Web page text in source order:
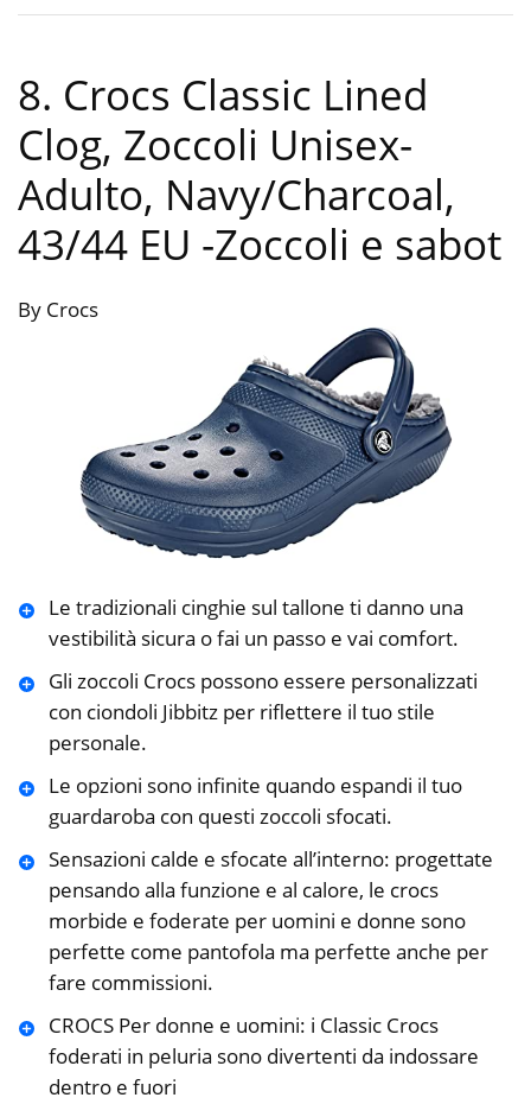
8. Crocs Classic Lined
Clog, Zoccoli Unisex-
Adulto, Navy/Charcoal,
43/44 EU -Zoccoli e sabot
By Crocs
Le tradizionali cinghie sul tallone ti danno una
vestibilità sicura o fai un passo e vai comfort.
Gli zoccoli Crocs possono essere personalizzati
con ciondoli Jibbitz per riflettere il tuo stile
personale.
Le opzioni sono infinite quando espandi il tuo
guardaroba con questi zoccoli sfocati.
Sensazioni calde e sfocate all’interno: progettate
pensando alla funzione e al calore, le crocs
morbide e foderate per uomini e donne sono
perfette come pantofola ma perfette anche per
fare commissioni.
CROCS Per donne e uomini: i Classic Crocs
foderati in peluria sono divertenti da indossare
dentro e fuori